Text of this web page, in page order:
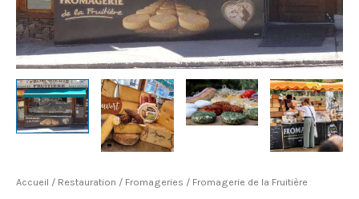
Accueil / Restauration / Fromageries / Fromagerie de la Fruitière